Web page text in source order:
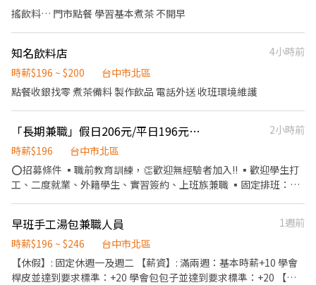
分鐘為單位計算 ⭕企業魅力 ▪「以人為本」注重團隊合作及交流，
數據分析等專業知識 ▪升遷快速且制度完善，依努力及成果將有升
遷加薪的機會 ▪享有完善的福利制度，加班費為5分鐘為單位計
美味平價壽司，致力成為頂尖品牌
搖飲料… 門市點餐 學習基本煮茶 不開早
知名飲料店
4小時前
時薪$196 ~ $200
台中市北區
點餐收銀找零 煮茶備料 製作飲品 電話外送 收班環境維護
「長期兼職」假日206元/平日196元起【壽司郎台中漢口路店】
2小時前
時薪$196
台中市北區
⭕招募條件 ▪職前教育訓練，👏歡迎無經驗者加入!! ▪歡迎學生打
工、二度就業、外籍學生、實習簽約、上班族兼職 ▪固定排班：
認結帳金額→收銀結帳→客席收桌整理→物品收納→清潔整理環境
維護 等 ▪內場 商品進貨、準備、整理→料理製作→提供餐點→餐具
清洗→庫存盤點、出貨 等 ⭕獎金福利 ▪生日禮券 ▪💹一年4次考核
及調薪 ▪💵加班費5分鐘為單位計算 ⭕企業魅力 ▪「以人為本」注
早班手工湯包兼職人員
1週前
時薪$196 ~ $246
台中市北區
【休假】: 固定休週一及週二 【薪資】: 滿兩週：基本時薪+10 學會
桿皮並達到要求標準：+20 學會包包子並達到要求標準：+20 【工